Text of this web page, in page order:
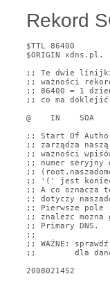
Rekord
$TTL 86400
$ORIGIN xdns.pl.
;; Te dwie linijki
;; ważności
;; 86400 = 1
;; co ma
@    IN    SOA
;; Start Of
;; zarządza naszą
;; ważności
;; numer seryjny
;;
;; '(' jest
;; A co oznacza
;; dotyczy
;; Pierwsze pole
;; znalezc mozna
;; Primary DNS.
;;
;; WAŻNE:
;;        dla danej
2008021452